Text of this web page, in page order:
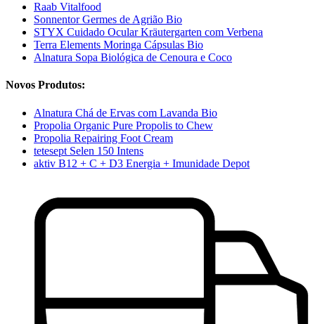
Raab Vitalfood
Sonnentor Germes de Agrião Bio
STYX Cuidado Ocular Kräutergarten com Verbena
Terra Elements Moringa Cápsulas Bio
Alnatura Sopa Biológica de Cenoura e Coco
Novos Produtos:
Alnatura Chá de Ervas com Lavanda Bio
Propolia Organic Pure Propolis to Chew
Propolia Repairing Foot Cream
tetesept Selen 150 Intens
aktiv B12 + C + D3 Energia + Imunidade Depot